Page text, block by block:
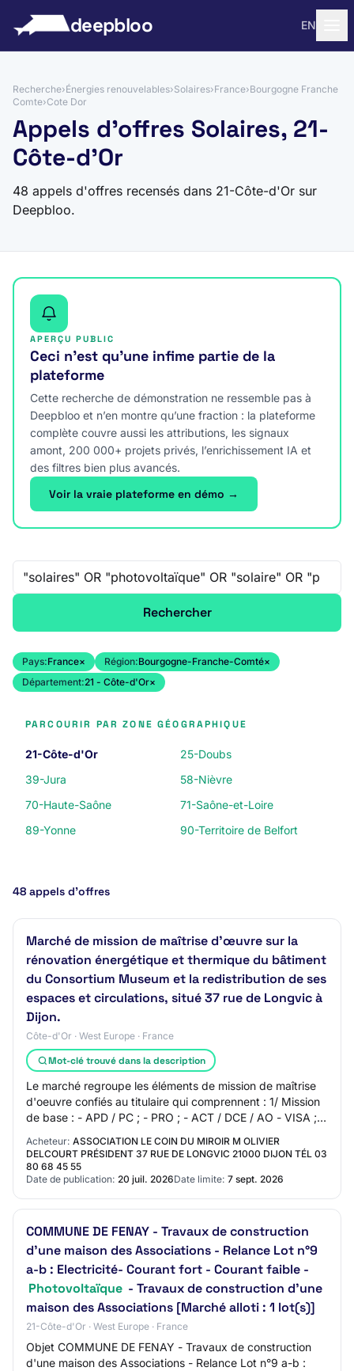
deepbloo EN
Recherche›Énergies renouvelables›Solaires›France›Bourgogne Franche
Comte›Cote Dor
Appels d'offres Solaires, 21-
Côte-d'Or
48 appels d'offres recensés dans 21-Côte-d'Or sur
Deepbloo.
APERÇU PUBLIC
Ceci n’est qu’une infime partie de la
plateforme
Cette recherche de démonstration ne ressemble pas à
Deepbloo et n’en montre qu’une fraction : la plateforme
complète couvre aussi les attributions, les signaux
amont, 200 000+ projets privés, l’enrichissement IA et
des filtres bien plus avancés.
Voir la vraie plateforme en démo →
Recherche libre
Rechercher
Pays:France× Région:Bourgogne-Franche-Comté×
Département:21 - Côte-d'Or×
PARCOURIR PAR ZONE GÉOGRAPHIQUE
21-Côte-d'Or
25-Doubs
39-Jura
58-Nièvre
70-Haute-Saône
71-Saône-et-Loire
89-Yonne
90-Territoire de Belfort
48 appels d’offres
Marché de mission de maîtrise d'œuvre sur la
rénovation énergétique et thermique du bâtiment
du Consortium Museum et la redistribution de ses
espaces et circulations, situé 37 rue de Longvic à
Dijon.
Côte-d'Or · West Europe · France
Mot-clé trouvé dans la description
Le marché regroupe les éléments de mission de maîtrise
d'oeuvre confiés au titulaire qui comprennent : 1/ Mission
de base : - APD / PC ; - PRO ; - ACT / DCE / AO - VISA ; -
Acheteur: ASSOCIATION LE COIN DU MIROIR M OLIVIER
DELCOURT PRÉSIDENT 37 RUE DE LONGVIC 21000 DIJON TÉL 03
80 68 45 55
Date de publication: 20 juil. 2026Date limite: 7 sept. 2026
COMMUNE DE FENAY - Travaux de construction
d'une maison des Associations - Relance Lot n°9
a-b : Electricité- Courant fort - Courant faible -
Photovoltaïque - Travaux de construction d'une
maison des Associations [Marché alloti : 1 lot(s)]
21-Côte-d'Or · West Europe · France
Objet COMMUNE DE FENAY - Travaux de construction
d'une maison des Associations - Relance Lot n°9 a-b :